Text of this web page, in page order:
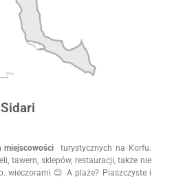
Sidari
miejscowości turystycznych na Korfu.
tawern, sklepów, restauracji, także nie
wieczorami 😊 A plaże? Piaszczyste i